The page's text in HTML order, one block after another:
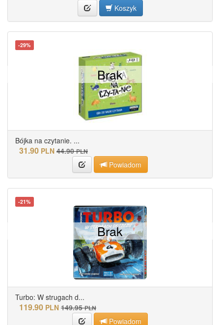
Koszyk
-29%
Bójka na czytanie. ...
31.90 PLN 44.90 PLN
Powiadom
Brak
-21%
Turbo: W strugach d...
119.90 PLN 149.95 PLN
Powiadom
Brak